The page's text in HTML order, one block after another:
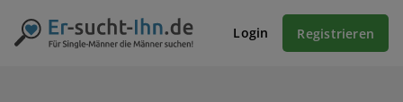
Login Registrieren